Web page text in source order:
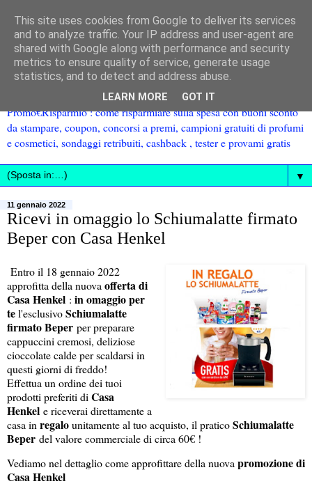
Promo€Risparmio : come risparmiare sulla spesa con buoni sconto
da stampare, coupon, concorsi a premi, campioni gratuiti di profumi
e cosmetici, sondaggi retribuiti, cashback , tester e provami gratis
▼
11 gennaio 2022
Ricevi in omaggio lo Schiumalatte firmato
Beper con Casa Henkel
Entro il 18 gennaio 2022
approfitta della nuova offerta di
Casa Henkel : in omaggio per
tel'esclusivoSchiumalatte
firmato Beper per preparare
cappuccini cremosi, deliziose
cioccolate calde per scaldarsi in
questi giorni di freddo!
Effettua un ordine dei tuoi
prodotti preferiti di Casa
Henkel e riceverai direttamente a
casa in regalounitamente al tuo acquisto, il praticoSchiumalatte
Beper del valore commerciale di circa 60€ !
Vediamo nel dettaglio come approfittare della nuovapromozione di
Casa Henkel
This site uses cookies from Google to deliver its services
and to analyze traffic. Your IP address and user-agent are
shared with Google along with performance and security
metrics to ensure quality of service, generate usage
statistics, and to detect and address abuse.
LEARN MORE GOT IT